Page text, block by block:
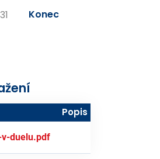
Konec
Popis
duelu.pdf